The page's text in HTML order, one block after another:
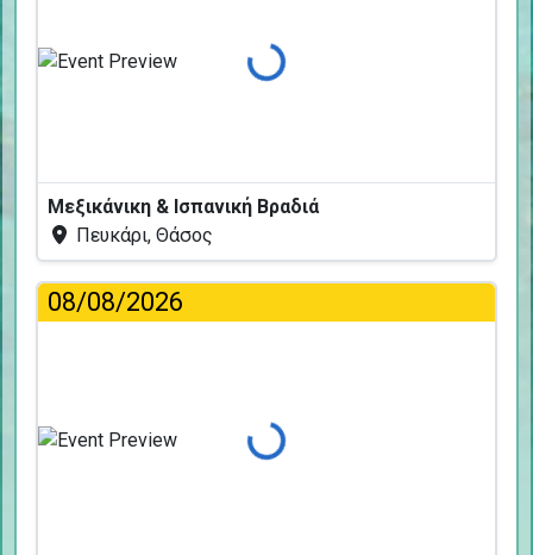
Φόρτωση...
Μεξικάνικη & Ισπανική Βραδιά
Πευκάρι, Θάσος
08/08/2026
Φόρτωση...